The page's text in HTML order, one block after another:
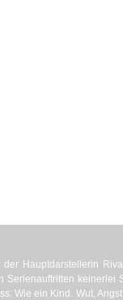
Hauptdarstellerin
Serienauftritten keinerlei
Wie ein Kind. Wut,